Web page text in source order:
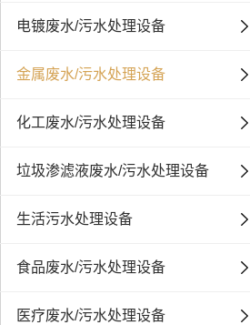
电镀废水/污水处理设备
金属废水/污水处理设备
化工废水/污水处理设备
垃圾渗滤液废水/污水处理设备
生活污水处理设备
食品废水/污水处理设备
医疗废水/污水处理设备